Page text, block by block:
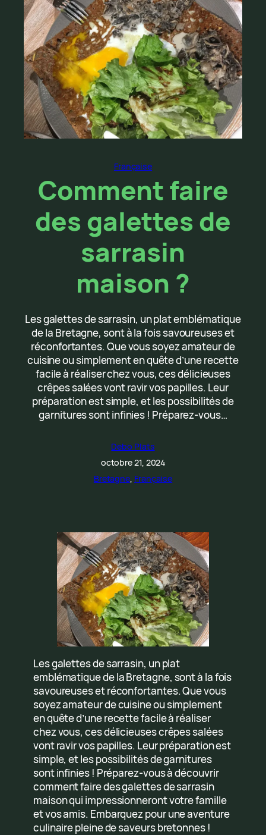
Française
Comment faire
des galettes de
sarrasin
maison ?
Les galettes de sarrasin, un plat emblématique
de la Bretagne, sont à la fois savoureuses et
réconfortantes. Que vous soyez amateur de
cuisine ou simplement en quête d’une recette
facile à réaliser chez vous, ces délicieuses
crêpes salées vont ravir vos papilles. Leur
préparation est simple, et les possibilités de
garnitures sont infinies ! Préparez-vous…
Debo Plats
octobre 21, 2024
Bretagne Française
Les galettes de sarrasin, un plat
emblématique de la Bretagne, sont à la fois
savoureuses et réconfortantes. Que vous
soyez amateur de cuisine ou simplement
en quête d’une recette facile à réaliser
chez vous, ces délicieuses crêpes salées
vont ravir vos papilles. Leur préparation est
simple, et les possibilités de garnitures
sont infinies ! Préparez-vous à découvrir
comment faire des galettes de sarrasin
maison qui impressionneront votre famille
et vos amis. Embarquez pour une aventure
culinaire pleine de saveurs bretonnes !